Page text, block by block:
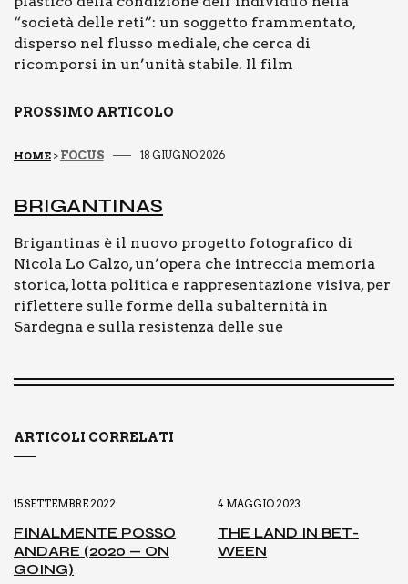
“società delle reti”: un soggetto frammentato,
disperso nel flusso mediale, che cerca di
ricomporsi in un’unità stabile. Il film
PROSSIMO ARTICOLO
HOME > FOCUS 18 GIUGNO 2026
BRI­GAN­TI­NAS
Brigantinas è il nuovo progetto fotografico di
Nicola Lo Calzo, un’opera che intreccia memoria
storica, lotta politica e rappresentazione visiva, per
riflettere sulle forme della subalternità in
Sardegna e sulla resistenza delle sue
ARTICOLI CORRELATI
15 SETTEMBRE 2022
FINAL­MEN­TE POS­SO
ANDA­RE (2020 — ON
GOING)
4 MAGGIO 2023
THE LAND IN BET­
WEEN